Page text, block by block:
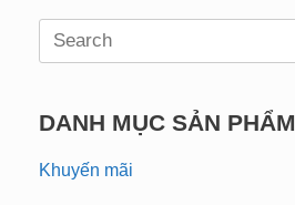
Search
DANH MỤC SẢN PHẨM
Khuyến mãi